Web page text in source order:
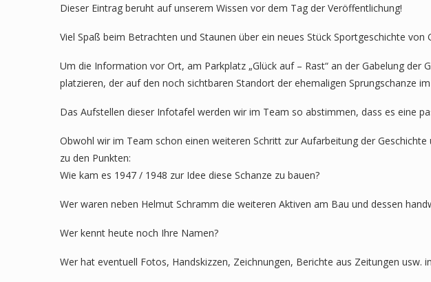
Dieser Eintrag beruht auf unserem Wissen vor dem Tag der Veröffentlichung!
Viel Spaß beim Betrachten und Staunen über ein neues Stück Sportgeschichte
Um die Information vor Ort, am Parkplatz „Glück auf – Rast“ an der Gabelung
platzieren, der auf den noch sichtbaren Standort der ehemaligen Sprungschanze
Das Aufstellen dieser Infotafel werden wir im Team so abstimmen, dass es eine
Obwohl wir im Team schon einen weiteren Schritt zur Aufarbeitung der
zu den Punkten:
Wie kam es 1947 / 1948 zur Idee diese Schanze zu bauen?
Wer waren neben Helmut Schramm die weiteren Aktiven am Bau und dessen
Wer kennt heute noch Ihre Namen?
Wer hat eventuell Fotos, Handskizzen, Zeichnungen, Berichte aus Zeitungen